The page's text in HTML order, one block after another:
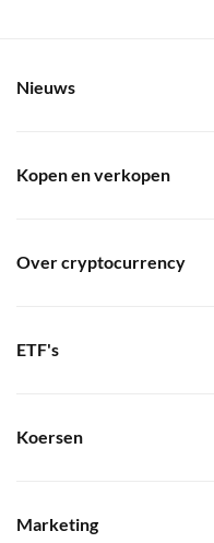
Nieuws
Kopen en verkopen
Over cryptocurrency
ETF's
Koersen
Marketing